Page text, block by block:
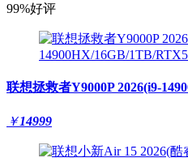
99%好评
联想拯救者Y9000P 2026(i9-
￥14999